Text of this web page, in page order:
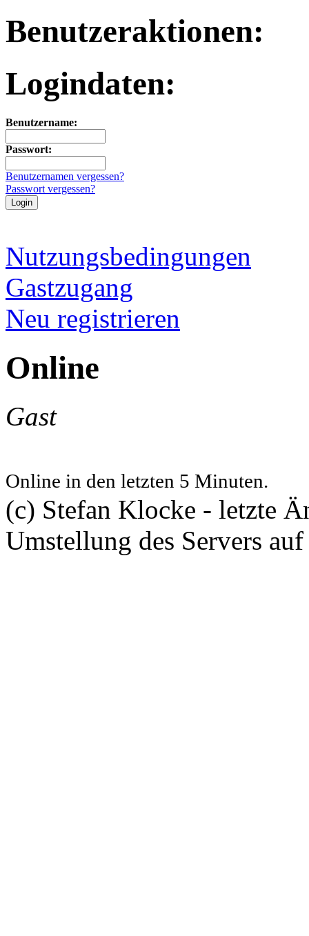
Benutzeraktionen:
Logindaten:
Benutzername:
Passwort:
Benutzernamen vergessen?
Passwort vergessen?
Nutzungsbedingungen
Gastzugang
Neu registrieren
Online
Gast
Online in den letzten 5 Minuten.
(c) Stefan Klocke - letzte
Umstellung des Servers